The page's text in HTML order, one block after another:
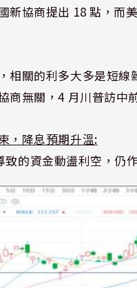
新協商提出 18 點，而
相關的利多大多是短
無關，4 月川普訪中
，降息預期升溫:
的資金動盪利空，仍